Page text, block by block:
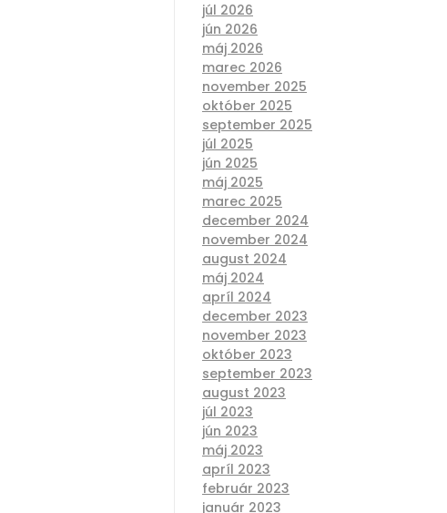
júl 2026
jún 2026
máj 2026
marec 2026
november 2025
október 2025
september 2025
júl 2025
jún 2025
máj 2025
marec 2025
december 2024
november 2024
august 2024
máj 2024
apríl 2024
december 2023
november 2023
október 2023
september 2023
august 2023
júl 2023
jún 2023
máj 2023
apríl 2023
február 2023
január 2023